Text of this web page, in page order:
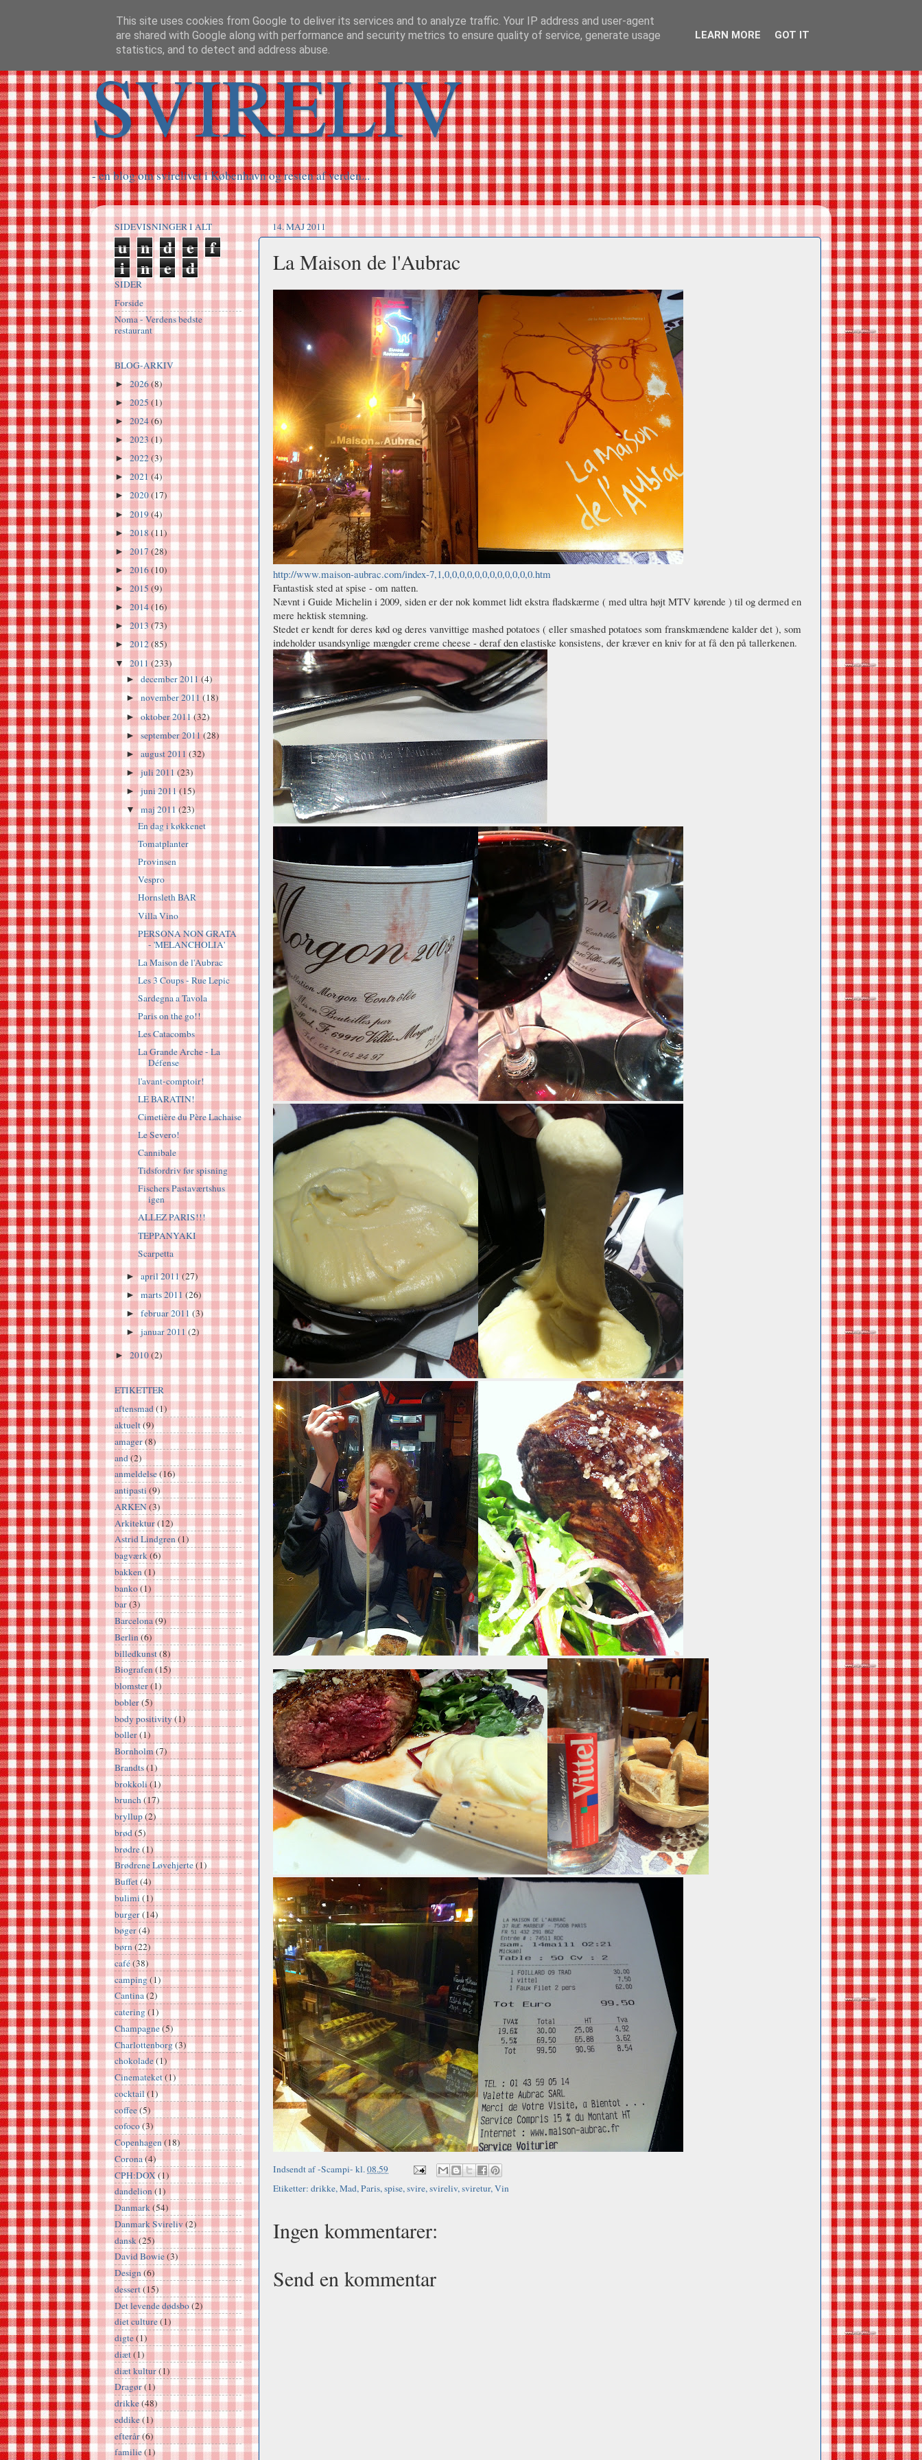
SVIRELIV
- en blog om svirelivet i København og resten af verden...
14. MAJ 2011
La Maison de l'Aubrac
http://www.maison-aubrac.com/index-7,1,0,0,0,0,0,0,0,0,0,0,0,0.htm
Fantastisk sted at spise - om natten.
Nævnt i Guide Michelin i 2009, siden er der nok kommet lidt ekstra fladskærme ( med ultra højt MTV kørende ) til og dermed en
mere hektisk stemning.
Stedet er kendt for deres kød og deres vanvittige mashed potatoes ( eller smashed potatoes som franskmændene kalder det ), som
indeholder usandsynlige mængder creme cheese - deraf den elastiske konsistens, der kræver en kniv for at få den på tallerkenen.
Indsendt af-Scampi- kl.08.59
Etiketter: drikke,Mad,Paris,spise,svire,svireliv,sviretur,Vin
Ingen kommentarer:
Send en kommentar
SIDEVISNINGER I ALT
u n d e
f
i
n e d
SIDER
Forside
Noma - Verdens bedste
restaurant
BLOG-ARKIV
►2026(8)
►2025(1)
► 2024(6)
►2023(1)
►2022(3)
►2021(4)
►2020(17)
► 2019(4)
►2018(11)
►2017(28)
►2016(10)
► 2015 (9)
►2014(16)
►2013(73)
►2012(85)
▼ 2011(233)
►december 2011(4)
►november 2011(18)
►oktober 2011(32)
►september 2011(28)
►august 2011(32)
►juli 2011(23)
►juni 2011(15)
▼maj 2011(23)
En dag i køkkenet
Tomatplanter
Provinsen
Vespro
Hornsleth BAR
Villa Vino
PERSONA NON GRATA
- 'MELANCHOLIA'
La Maison de l'Aubrac
Les 3 Coups - Rue Lepic
Sardegna a Tavola
Paris on the go!!
Les Catacombs
La Grande Arche - La
Défense
l'avant-comptoir!
LE BARATIN!
Cimetière du Père Lachaise
Le Severo!
Cannibale
Tidsfordriv før spisning
Fischers Pastaværtshus
igen
ALLEZ PARIS!!!
TEPPANYAKI
Scarpetta
►april 2011(27)
►marts 2011(26)
►februar 2011(3)
►januar 2011(2)
► 2010(2)
ETIKETTER
aftensmad(1)
aktuelt(9)
amager(8)
and(2)
anmeldelse(16)
antipasti(9)
ARKEN(3)
Arkitektur(12)
Astrid Lindgren(1)
bagværk(6)
bakken(1)
banko(1)
bar(3)
Barcelona(9)
Berlin(6)
billedkunst(8)
Biografen(15)
blomster(1)
bobler(5)
body positivity(1)
boller(1)
Bornholm(7)
Brandts(1)
brokkoli(1)
brunch(17)
bryllup(2)
brød(5)
brødre(1)
Brødrene Løvehjerte(1)
Buffet(4)
bulimi (1)
burger(14)
bøger(4)
børn(22)
café(38)
camping(1)
Cantina(2)
catering(1)
Champagne(5)
Charlottenborg(3)
chokolade(1)
Cinemateket(1)
cocktail(1)
coffee(5)
cofoco(3)
Copenhagen(18)
Corona(4)
CPH:DOX(1)
dandelion(1)
Danmark(54)
Danmark Svireliv(2)
dansk (25)
David Bowie(3)
Design(6)
dessert(15)
Det levende dødsbo(2)
diet culture(1)
digte(1)
diæt(1)
diæt kultur(1)
Dragør(1)
drikke(48)
eddike(1)
efterår(6)
familie(1)
This site uses cookies from Google to deliver its services and to analyze traffic. Your IP address and user-agent
are shared with Google along with performance and security metrics to ensure quality of service, generate usage
statistics, and to detect and address abuse.
LEARN MORE GOT IT